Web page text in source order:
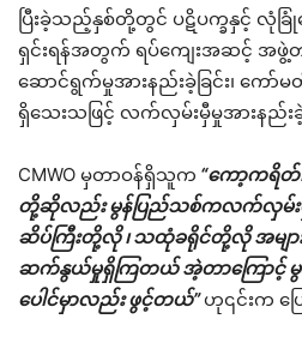
ပြီးခဲ့သည့်နှစ်တို့တွင် ပဋိပက္ခနှင့် လုံခြုံ
ရှင်းရန်အတွက် ရပ်ကျေးအဆင့် အဖွဲ့တာ
ဆောင်ရွက်မှုအားနည်းခဲ့ခြင်း၊ ကော်
ရှိသေးသဖြင့် လက်လှမ်းမှီမှုအားန
CMWO မှတာဝန်ရှိသူက “ကော့ကရိတ်
တို့ဆိုလည်း မွန်ပြည်သစ်ကလက်လှမ်းမှီ
ဆိပ်ကြီးတို့လို ၊ သထုံခရိုင်တို့လို အမျာ
ဆက်နွယ်မှုရှိကြတယ် အဲ့တာကြောင့်
ပေါင်မှာလည်း ဖွင့်တယ်”ဟု၎င်းက ပ